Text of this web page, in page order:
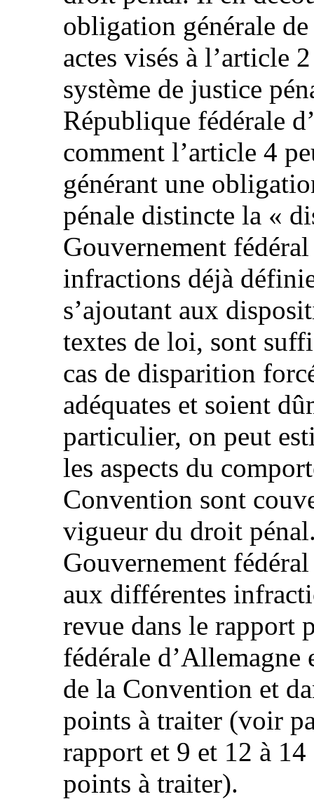
obligation générale
actes visés à l’article
système de justice
République fédérale
comment l’article 4
générant une
pénale distincte la «
Gouvernement
infractions déjà
s’ajoutant aux
textes de loi, sont
cas de disparition
adéquates et soient
particulier, on peut
les aspects du
Convention sont
vigueur du droit
Gouvernement
aux différentes
revue dans le rapport
fédérale
de la Convention et
points à traiter (voir
rapport et 9 et 12 à
points à traiter).